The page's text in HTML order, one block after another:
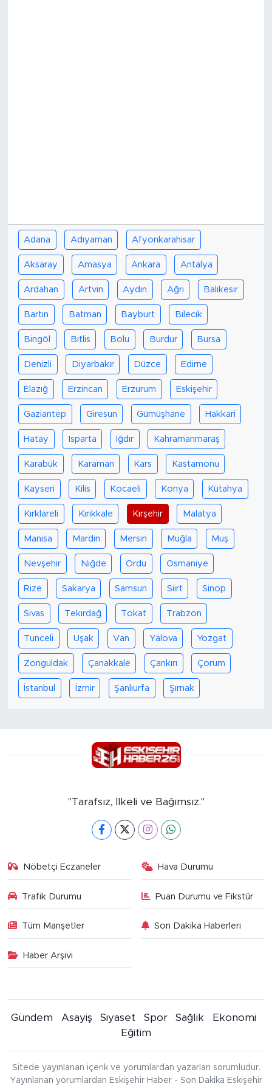
Adana Adıyaman Afyonkarahisar
Aksaray Amasya Ankara Antalya
Ardahan Artvin Aydın Ağrı Balıkesir
Bartın Batman Bayburt Bilecik
Bingöl Bitlis Bolu Burdur Bursa
Denizli Diyarbakır Düzce Edirne
Elazığ Erzincan Erzurum Eskişehir
Gaziantep Giresun Gümüşhane Hakkari
Hatay Isparta Iğdır Kahramanmaraş
Karabük Karaman Kars Kastamonu
Kayseri Kilis Kocaeli Konya Kütahya
Kırklareli Kırıkkale Kırşehir Malatya
Manisa Mardin Mersin Muğla Muş
Nevşehir Niğde Ordu Osmaniye
Rize Sakarya Samsun Siirt Sinop
Sivas Tekirdağ Tokat Trabzon
Tunceli Uşak Van Yalova Yozgat
Zonguldak Çanakkale Çankırı Çorum
İstanbul İzmir Şanlıurfa Şırnak
"Tarafsız, İlkeli ve Bağımsız."
Nöbetçi Eczaneler Hava Durumu
Trafik Durumu Puan Durumu ve Fikstür
Tüm Manşetler Son Dakika Haberleri
Haber Arşivi
Gündem Asayiş Siyaset Spor Sağlık
Ekonomi
Eğitim
Sitede yayınlanan içerik ve yorumlardan yazarları sorumludur.
Yayınlanan yorumlardan Eskişehir Haber - Son Dakika Eskişehir